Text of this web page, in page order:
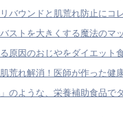
バウンドと肌荒れ防止にコ
ストを大きくする魔法のマ
原因のおじやをダイエット
荒れ解消！医師が作った健
」のような、栄養補助食品で